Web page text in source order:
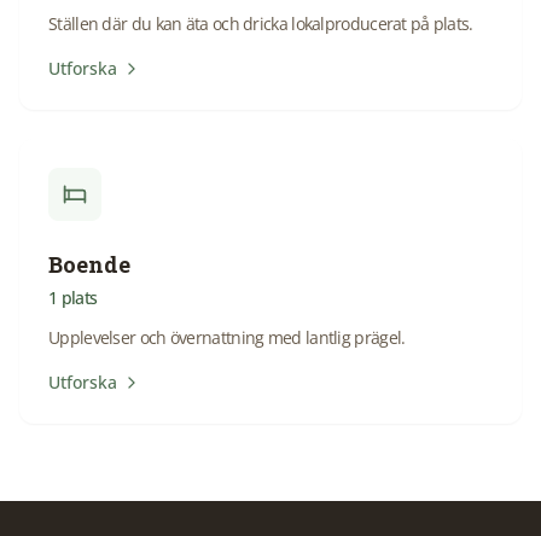
Ställen där du kan äta och dricka lokalproducerat på plats.
Utforska
Boende
1 plats
Upplevelser och övernattning med lantlig prägel.
Utforska